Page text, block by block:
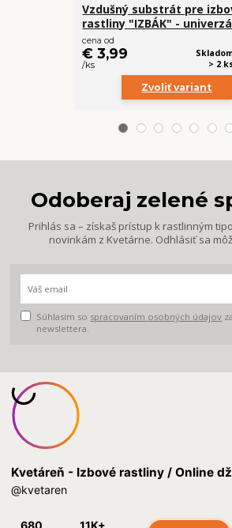
Vzdušný substrát pre
rastliny "IZBÁK" -
cena od
€ 3,99
/ks
> 2
Zvoliť variant
Odoberaj zelené
Prihlás sa – získaš prístup k rastlinným
novinkám z Kvetárne. Odhlásiť sa
Súhlasím so spracovaním osobných údajov
newslettera.